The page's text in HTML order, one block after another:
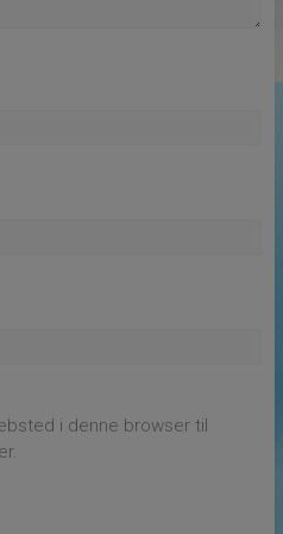
i denne browser til